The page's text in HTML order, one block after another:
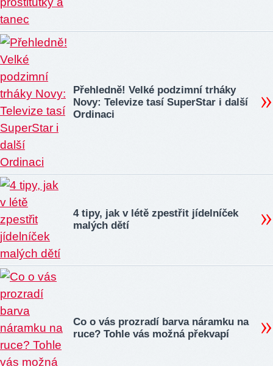
Přehledně! Velké podzimní trháky
Novy: Televize tasí SuperStar i další
Ordinaci
4 tipy, jak v létě zpestřit jídelníček
malých dětí
Co o vás prozradí barva náramku na
ruce? Tohle vás možná překvapí